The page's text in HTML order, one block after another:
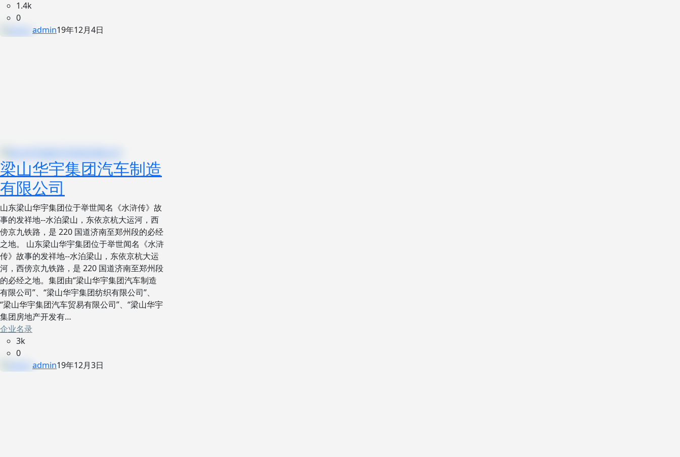
1.4k
0
admin19年12月4日
梁山华宇集团汽车制造
有限公司
山东梁山华宇集团位于举世闻名《水浒传》故
事的发祥地--水泊梁山，东依京杭大运河，西
傍京九铁路，是 220 国道济南至郑州段的必经
之地。 山东梁山华宇集团位于举世闻名《水浒
传》故事的发祥地--水泊梁山，东依京杭大运
河，西傍京九铁路，是 220 国道济南至郑州段
的必经之地。集团由“梁山华宇集团汽车制造
有限公司”、“梁山华宇集团纺织有限公司”、
“梁山华宇集团汽车贸易有限公司”、“梁山华宇
集团房地产开发有…
企业名录
3k
0
admin19年12月3日